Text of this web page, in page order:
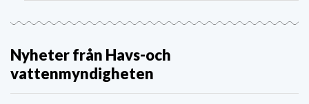
Nyheter från Havs-och
vattenmyndigheten